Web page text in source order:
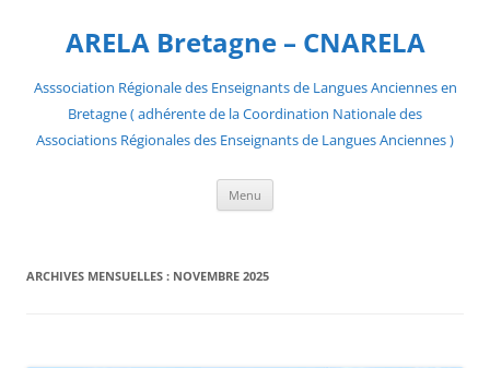
contenuARELA Bretagne – CNARELA
Asssociation Régionale des Enseignants de Langues Anciennes en
Bretagne ( adhérente de la Coordination Nationale des
Associations Régionales des Enseignants de Langues Anciennes )
Menu
ARCHIVES MENSUELLES : NOVEMBRE 2025